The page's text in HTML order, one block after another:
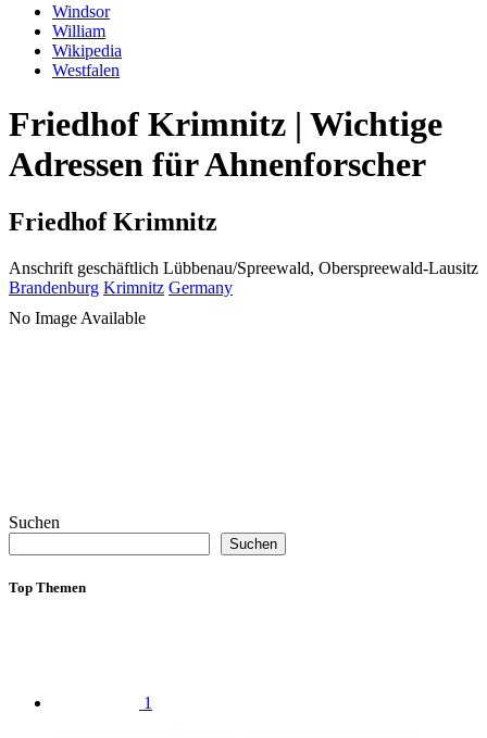
Windsor
William
Wikipedia
Westfalen
Friedhof Krimnitz | Wichtige
Adressen für Ahnenforscher
Friedhof Krimnitz
Anschrift geschäftlich Lübbenau/Spreewald, Oberspreewald-Lausitz
Brandenburg Krimnitz Germany
No Image Available
Suchen
Suchen
Top Themen
1